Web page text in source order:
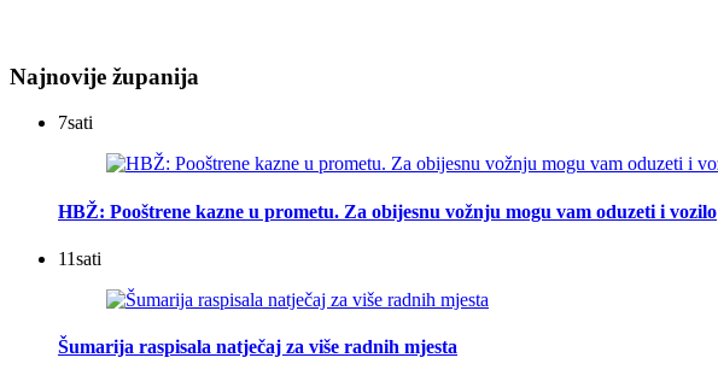
Najnovije županija
7sati
HBŽ: Pooštrene kazne u prometu. Za obijesnu vožnju mogu vam oduzeti i vozilo
11sati
Šumarija raspisala natječaj za više radnih mjesta